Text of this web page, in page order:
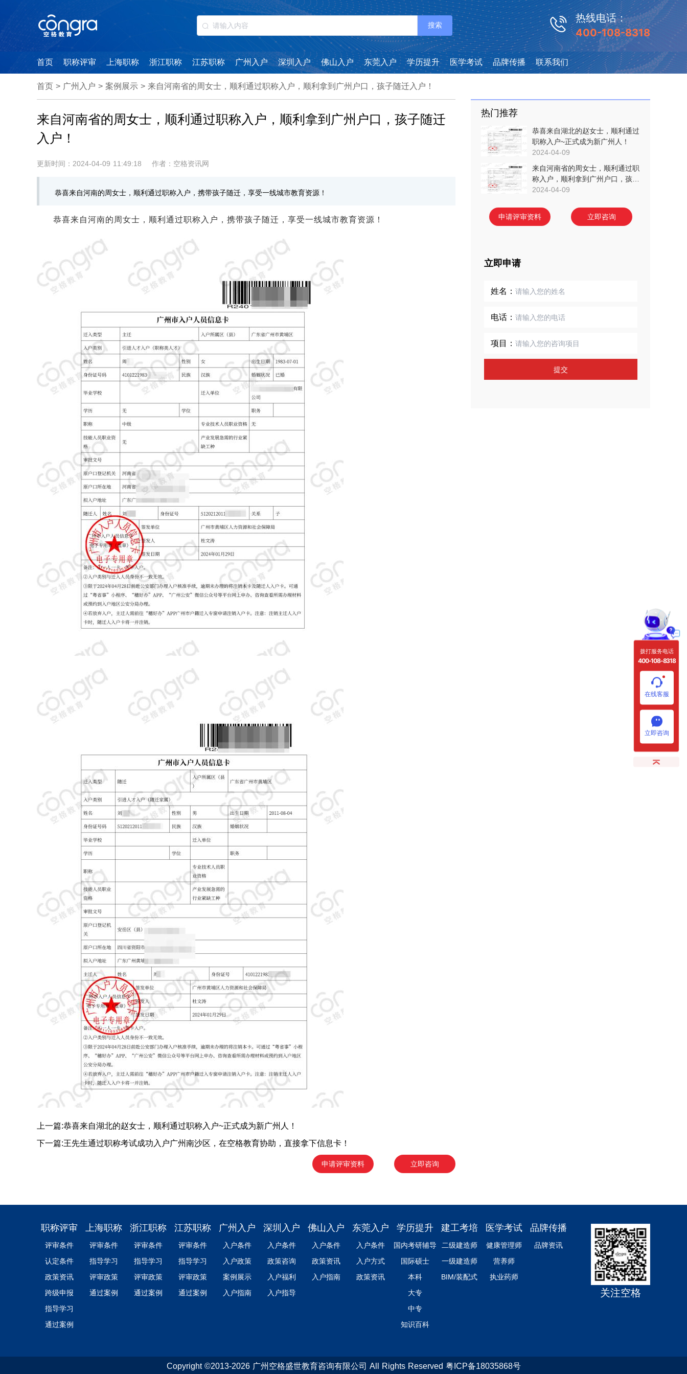
搜索
热线电话：
400-108-8318
首页 职称评审 上海职称 浙江职称 江苏职称 广州入户 深圳入户 佛山入户 东莞入户 学历提升 医学考试 品牌传播 联系我们
首页 > 广州入户 > 案例展示 > 来自河南省的周女士，顺利通过职称入户，顺利拿到广州户口，孩子随迁入户！
来自河南省的周女士，顺利通过职称入户，顺利拿到广州户口，孩子随迁
入户！
更新时间：2024-04-09 11:49:18 作者：空格资讯网
恭喜来自河南的周女士，顺利通过职称入户，携带孩子随迁，享受一线城市教育资源！
恭喜来自河南的周女士，顺利通过职称入户，携带孩子随迁，享受一线城市教育资源！
上一篇:恭喜来自湖北的赵女士，顺利通过职称入户~正式成为新广州人！
下一篇:王先生通过职称考试成功入户广州南沙区，在空格教育协助，直接拿下信息卡！
申请评审资料 立即咨询
热门推荐
恭喜来自湖北的赵女士，顺利通过
职称入户~正式成为新广州人！
2024-04-09
来自河南省的周女士，顺利通过职
称入户，顺利拿到广州户口，孩子
随迁入户！
2024-04-09
申请评审资料 立即咨询
立即申请
姓名：
电话：
项目：
提交
职称评审
评审条件
认定条件
政策资讯
跨级申报
指导学习
通过案例
上海职称
评审条件
指导学习
评审政策
通过案例
浙江职称
评审条件
指导学习
评审政策
通过案例
江苏职称
评审条件
指导学习
评审政策
通过案例
广州入户
入户条件
入户政策
案例展示
入户指南
深圳入户
入户条件
政策咨询
入户福利
入户指导
佛山入户
入户条件
政策资讯
入户指南
东莞入户
入户条件
入户方式
政策资讯
学历提升
国内考研辅导
国际硕士
本科
大专
中专
知识百科
建工考培
二级建造师
一级建造师
BIM/装配式
医学考试
健康管理师
营养师
执业药师
品牌传播
品牌资讯
关注空格
Copyright ©2013-2026 广州空格盛世教育咨询有限公司 All Rights Reserved 粤ICP备18035868号
拨打服务电话
400-108-8318
在线客服
立即咨询